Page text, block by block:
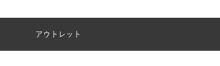
アウトレット